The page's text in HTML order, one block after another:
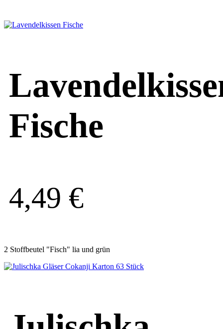
Fische
4,49 €
2 Stoffbeutel "Fisch" lia und grün